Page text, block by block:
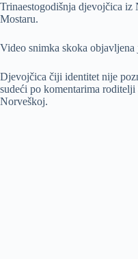
Trinaestogodišnja djevojčica iz
Mostaru.
Video snimka skoka objavljena
Djevojčica čiji identitet nije
sudeći po komentarima
Norveškoj.